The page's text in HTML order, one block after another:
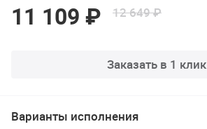
11 109 ₽ 12 649 ₽
Заказать в 1 клик
Варианты исполнения